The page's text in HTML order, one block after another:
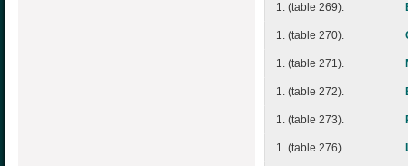
1. (table 269).
1. (table 270).
1. (table 271).
1. (table 272).
1. (table 273).
1. (table 276).